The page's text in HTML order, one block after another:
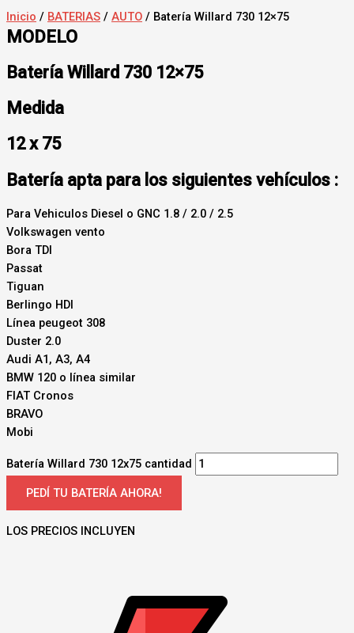
Inicio / BATERIAS / AUTO / Batería Willard 730 12×75
MODELO
Batería Willard 730 12×75
Medida
12 x 75
Batería apta para los siguientes vehículos :
Para Vehiculos Diesel o GNC 1.8 / 2.0 / 2.5
Volkswagen vento
Bora TDI
Passat
Tiguan
Berlingo HDI
Línea peugeot 308
Duster 2.0
Audi A1, A3, A4
BMW 120 o línea similar
FIAT Cronos
BRAVO
Mobi
Batería Willard 730 12x75 cantidad
PEDÍ TU BATERÍA AHORA!
LOS PRECIOS INCLUYEN